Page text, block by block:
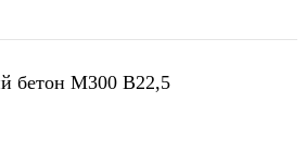
бетон М300 В22,5